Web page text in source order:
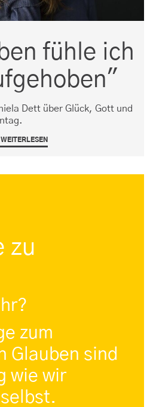
fühle ich
Dett über Glück, Gott und
WEITERLESEN
zu
zum
Glauben sind
wie wir